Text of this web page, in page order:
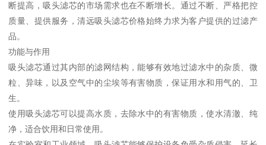
断提高，吸头滤芯的市场需求也在不断增长。通过不断、严格把控
质量、提供服务，清远吸头滤芯价格始终力求为客户提供的过滤产
品。
功能与作用
吸头滤芯通过其内部的滤网结构，能够有效地过滤水中的杂质、微
粒、异味，以及空气中的尘埃等有害物质，保证用水和用气的、卫
生。
使用吸头滤芯可以提高水质，去除水中的有害物质，使水清澈、纯
净，适合饮用和日常使用。